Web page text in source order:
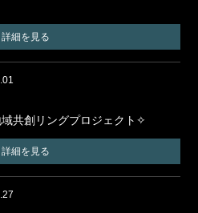
詳細を見る
域共創リングプロジェクト✧
詳細を見る